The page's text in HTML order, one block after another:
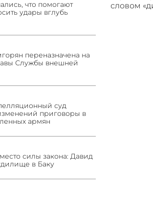
что помогают
удары вглубь
переназначена на
Службы внешней
суд
приговоры в
армян
силы закона: Давид
в Баку
словом